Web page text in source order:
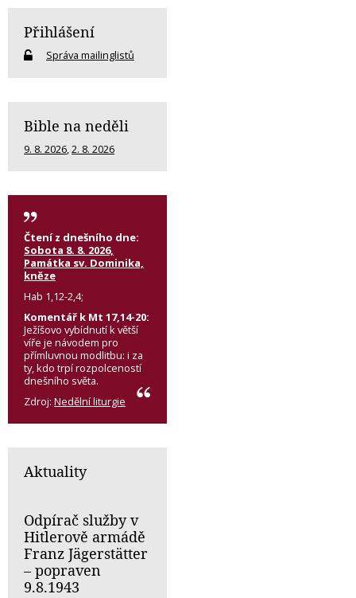
Přihlášení
Správa mailinglistů
Bible na neděli
9. 8. 2026,2. 8. 2026
Čtení z dnešního dne:
Sobota 8. 8. 2026,
Památka sv. Dominika,
kněze
Hab 1,12-2,4;
Komentář k Mt 17,14-20:
Ježíšovo vybídnutí k větší
víře je návodem pro
přímluvnou modlitbu: i za
ty, kdo trpí rozpolceností
dnešního světa.
Zdroj: Nedělní liturgie
Aktuality
Odpírač služby v
Hitlerově armádě
Franz Jägerstätter
– popraven
9.8.1943